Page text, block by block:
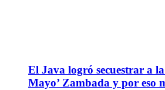
El Java logró secuestrar a
Mayo’ Zambada y por eso